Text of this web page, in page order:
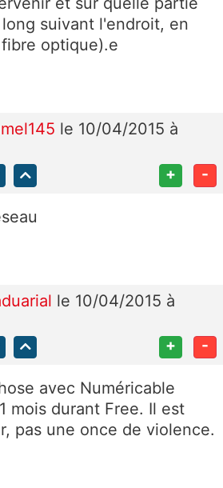
suivant l'endroit, en
optique).e
le 10/04/2015 à
+ -
le 10/04/2015 à
+ -
avec Numéricable
mois durant Free. Il est
pas une once de violence.